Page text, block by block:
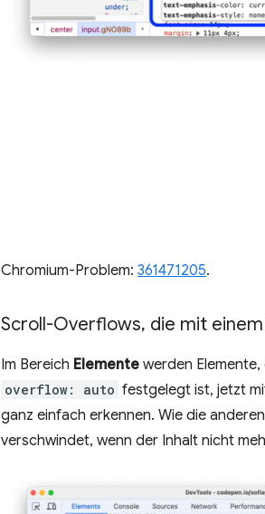
Chromium-Problem: 361471205.
Scroll-Overflows, die mit
Im Bereich Elemente werden
overflow: auto festgelegt ist, jetzt
ganz einfach erkennen. Wie die
verschwindet, wenn der Inhalt nicht